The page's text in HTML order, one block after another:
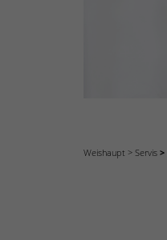
Weishaupt Servis